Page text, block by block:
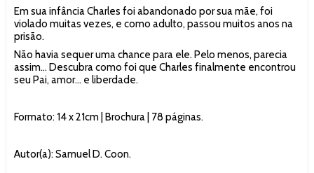
Em sua infância Charles foi abandonado por sua mãe, foi
violado muitas vezes, e como adulto, passou muitos anos na
prisão.
Não havia sequer uma chance para ele. Pelo menos, parecia
assim... Descubra como foi que Charles finalmente encontrou
seu Pai, amor... e liberdade.
Formato: 14 x 21cm | Brochura | 78 páginas.
Autor(a): Samuel D. Coon.